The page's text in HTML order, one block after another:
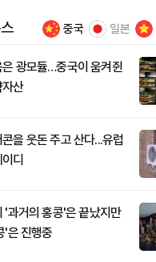
중국 일본
광모듈…중국이 움켜쥔
산
을 웃돈 주고 산다...유럽
디
'과거의 홍콩'은 끝났지만
'은 진행중